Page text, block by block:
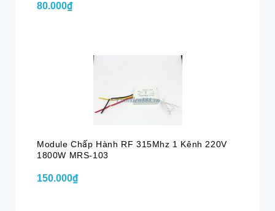
80.000₫
Module Chấp Hành RF 315Mhz 1 Kênh 220V
1800W MRS-103
150.000₫